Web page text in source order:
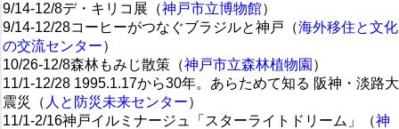
9/14-12/8デ・キリコ展（神戸市立博物館）
9/14-12/28コーヒーがつなぐブラジルと神戸（海外移住と文化
の交流センター）
10/26-12/8森林もみじ散策（神戸市立森林植物園 ）
11/1-12/28 1995.1.17から30年。あらためて知る 阪神・淡路大
震災（ 人と防災未来センター）
11/1-2/16神戸イルミナージュ「スターライトドリーム」（神